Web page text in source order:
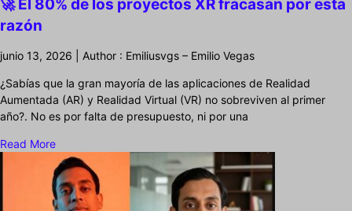
🚀 El 80% de los proyectos XR fracasan por esta
razón
junio 13, 2026 | Author : Emiliusvgs – Emilio Vegas
¿Sabías que la gran mayoría de las aplicaciones de Realidad
Aumentada (AR) y Realidad Virtual (VR) no sobreviven al primer
año?. No es por falta de presupuesto, ni por una
Read More